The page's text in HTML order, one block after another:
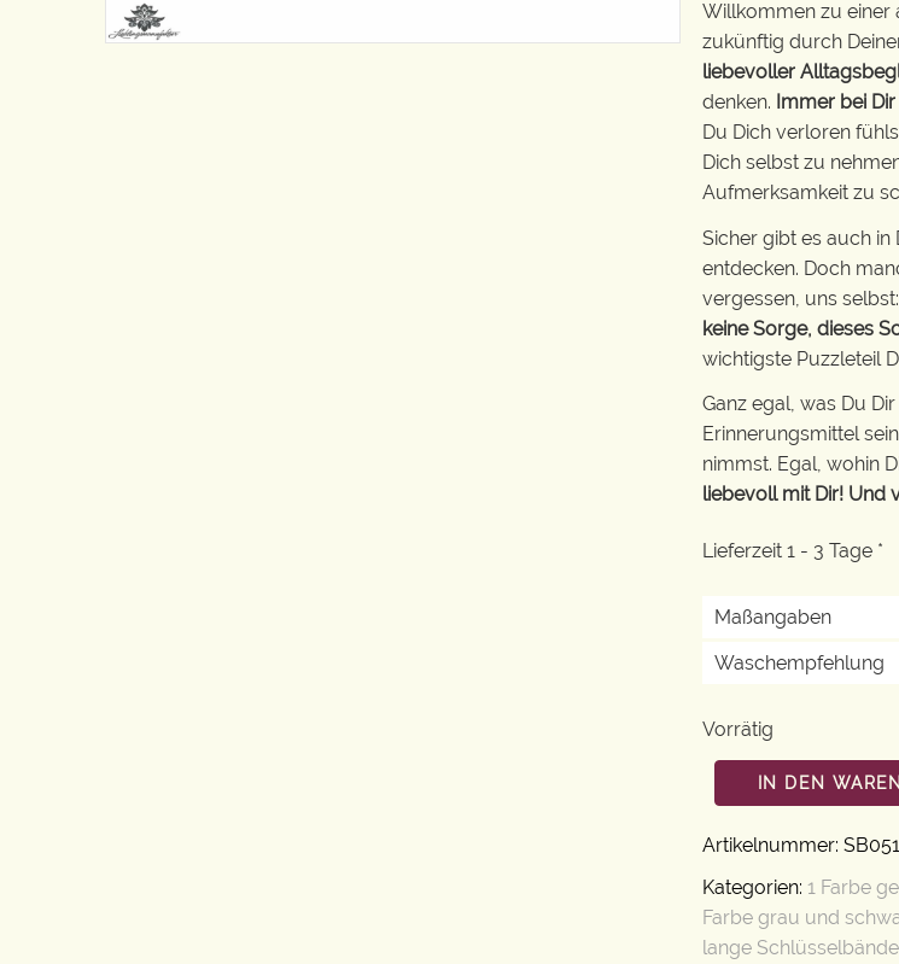
Willkommen zu einer
zukünftig durch
liebevoller
denken. Immer bei Dir
Du Dich verloren
Dich selbst zu
Aufmerksamkeit zu
Sicher gibt es auch
entdecken. Doch
vergessen, uns
keine Sorge, dieses
wichtigste Puzzleteil
Ganz egal, was Du
Erinnerungsmittel
nimmst. Egal, wohin
liebevoll mit Dir! Und
Lieferzeit 1 - 3 Tage *
Maßangaben
Waschempfehlung
Vorrätig
IN DEN
Artikelnummer: SB051
Kategorien: 1 Farbe
Farbe grau und
lange